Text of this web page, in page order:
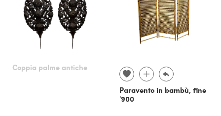
Coppia palme antiche
Paravento in bambù, fine
'900